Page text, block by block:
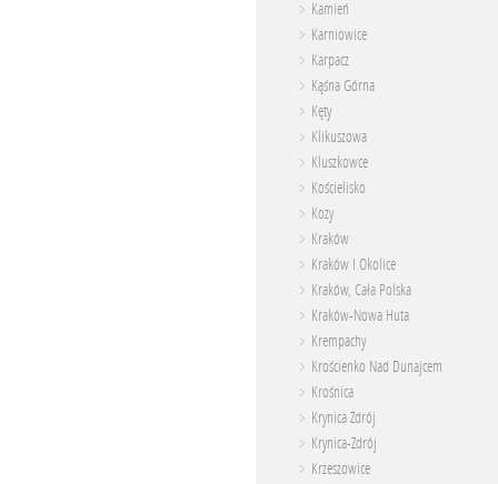
Kamień
Karniowice
Karpacz
Kąśna Górna
Kęty
Klikuszowa
Kluszkowce
Kościelisko
Kozy
Kraków
Kraków I Okolice
Kraków, Cała Polska
Kraków-Nowa Huta
Krempachy
Krościenko Nad Dunajcem
Krośnica
Krynica Zdrój
Krynica-Zdrój
Krzeszowice